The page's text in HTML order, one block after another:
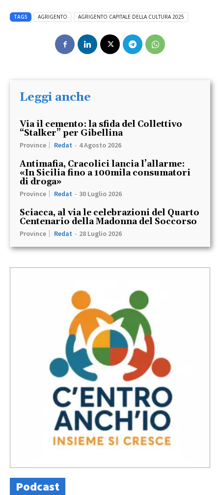
TAGS AGRIGENTO AGRIGENTO CAPITALE DELLA CULTURA 2025
Leggi anche
Via il cemento: la sfida del Collettivo
“Stalker” per Gibellina
Province Redat - 4 Agosto 2026
Antimafia, Cracolici lancia l’allarme:
«In Sicilia fino a 100mila consumatori
di droga»
Province Redat - 30 Luglio 2026
Sciacca, al via le celebrazioni del Quarto
Centenario della Madonna del Soccorso
Province Redat - 28 Luglio 2026
Podcast